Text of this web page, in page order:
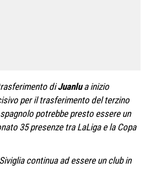
diJuanlua inizio
per il trasferimento del terzino
potrebbe presto essere un
35 presenze tra LaLiga e la Copa
continua ad essere un club in